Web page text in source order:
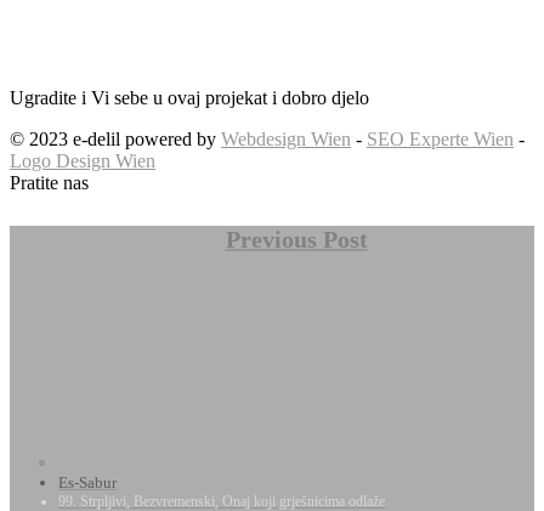
Ugradite i Vi sebe u ovaj projekat i dobro djelo
© 2023 e-delil powered by Webdesign Wien - SEO Experte Wien -
Logo Design Wien
Pratite nas
Previous Post
Es-Sabur
99. Strpljivi, Bezvremenski, Onaj koji grješnicima odlaže